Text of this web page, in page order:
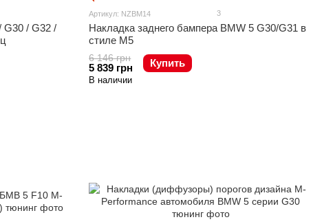
G30 / G32 /
Артикул: NZBM14 3
Накладка заднего бампера BMW 5 G30/G31 в
стиле М5
6 146 грн
5 839 грн Купить
В наличии